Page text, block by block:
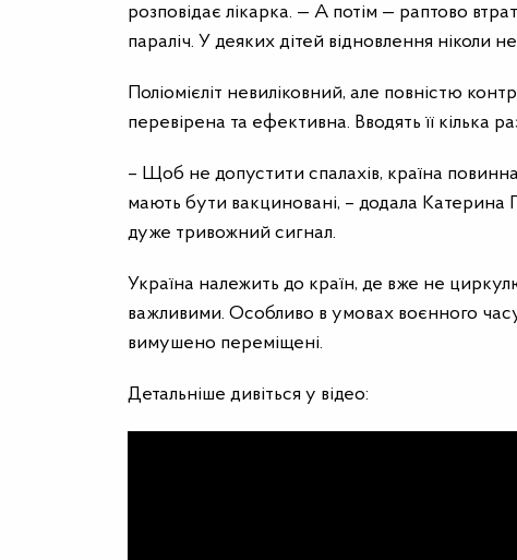
розповідає лікарка. — А потім — раптово
параліч. У деяких дітей відновлення ніколи
Поліомієліт невиліковний, але повністю
перевірена та ефективна. Вводять її кілька
– Щоб не допустити спалахів, країна
мають бути вакциновані, – додала
дуже тривожний сигнал.
Україна належить до країн, де вже не
важливими. Особливо в умовах воєнного
вимушено переміщені.
Детальніше дивіться у відео: